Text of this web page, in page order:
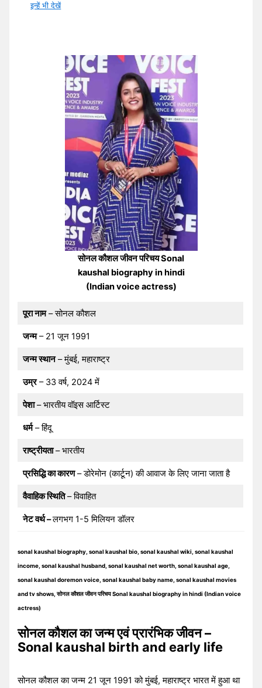
इन्हें भी देखें
सोनल कौशल जीवन परिचय Sonal
kaushal biography in hindi
(Indian voice actress)
पूरा नाम– सोनल कौशल
जन्म– 21 जून 1991
जन्म स्थान– मुंबई, महाराष्ट्र
उम्र– 33 वर्ष, 2024 में
पेशा– भारतीय वॉइस आर्टिस्ट
धर्म– हिंदू
राष्ट्रीयता– भारतीय
प्रसिद्धि का कारण– डोरेमोन (कार्टून) की आवाज के लिए जाना जाता है
वैवाहिक स्थिति– विवाहित
नेट वर्थ –लगभग 1-5 मिलियन डॉलर
sonal kaushal biography, sonal kaushal bio, sonal kaushal wiki, sonal kaushal
income, sonal kaushal husband, sonal kaushal net worth, sonal kaushal age,
sonal kaushal doremon voice, sonal kaushal baby name, sonal kaushal movies
and tv shows, सोनल कौशल जीवन परिचय Sonal kaushal biography in hindi (Indian voice
actress)
सोनल कौशल का जन्म एवं प्रारंभिक जीवन –
Sonal kaushal birth and early life
सोनल कौशल का जन्म 21 जून 1991 को मुंबई, महाराष्ट्र भारत में हुआ था